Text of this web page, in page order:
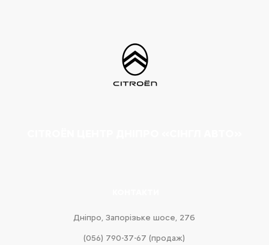
Дніпро, Запорізьке шосе, 27б
(056) 790-37-67 (продаж)